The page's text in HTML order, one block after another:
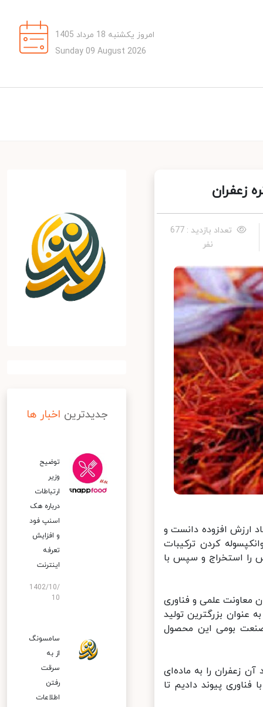
امروز یکشنبه 18 مرداد 1405
Sunday 09 August 2026
زعفران
تعداد بازدید : 677
نفر
ارزش افزوده دانست و
کردن ترکیبات
را استخراج و سپس با
علمی و فناوری
بزرگترین تولید
بومی این محصول
زعفران را به ماده‌ای
پیوند دادیم تا
جدیدترین اخبار ها
توضیح
وزیر
ارتباطات
درباره هک
اسنپ‌ فود
و افزایش
تعرفه
اینترنت
1402/10/
10
سامسونگ
از به
سرقت
رفتن
اطلاعات